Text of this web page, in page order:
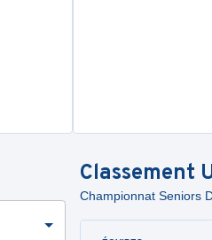
Classement
Championnat Seniors